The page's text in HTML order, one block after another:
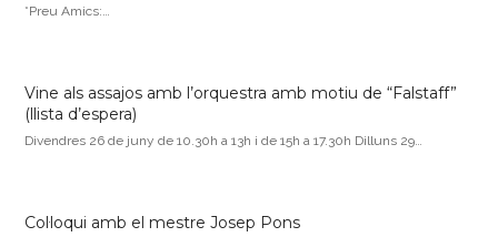
*Preu Amics:…
Vine als assajos amb l’orquestra amb motiu de “Falstaff”
(llista d’espera)
Divendres 26 de juny de 10.30h a 13h i de 15h a 17.30h Dilluns 29…
Col·loqui amb el mestre Josep Pons